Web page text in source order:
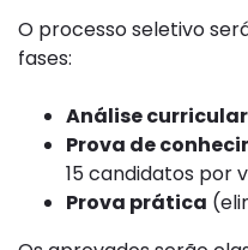
O processo seletivo
fases:
Análise curricular
Prova de
15 candidatos por
Prova prática